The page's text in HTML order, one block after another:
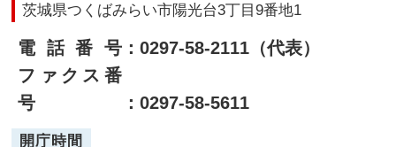
茨城県つくばみらい市陽光台3丁目9番地1
電話番号：0297-58-2111（代表）
ファクス番
号
：0297-58-5611
開庁時間